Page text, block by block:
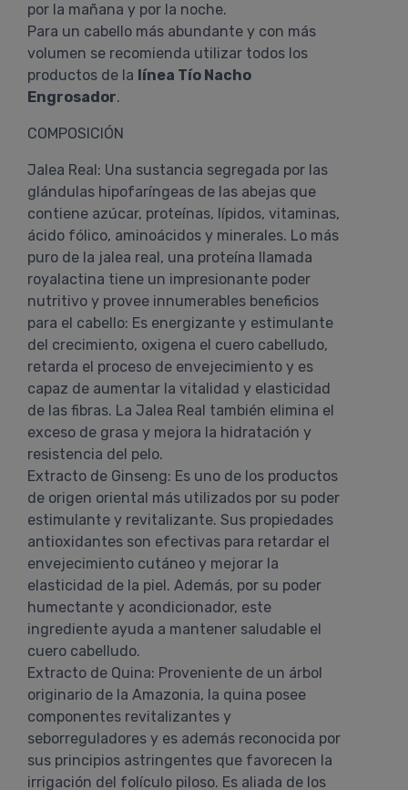
por la mañana y por la noche.
Para un cabello más abundante y con más
volumen se recomienda utilizar todos los
productos de la línea Tío Nacho
Engrosador.
COMPOSICIÓN
Jalea Real: Una sustancia segregada por las
glándulas hipofaríngeas de las abejas que
contiene azúcar, proteínas, lípidos, vitaminas,
ácido fólico, aminoácidos y minerales. Lo más
puro de la jalea real, una proteína llamada
royalactina tiene un impresionante poder
nutritivo y provee innumerables beneficios
para el cabello: Es energizante y estimulante
del crecimiento, oxigena el cuero cabelludo,
retarda el proceso de envejecimiento y es
capaz de aumentar la vitalidad y elasticidad
de las fibras. La Jalea Real también elimina el
exceso de grasa y mejora la hidratación y
resistencia del pelo.
Extracto de Ginseng: Es uno de los productos
de origen oriental más utilizados por su poder
estimulante y revitalizante. Sus propiedades
antioxidantes son efectivas para retardar el
envejecimiento cutáneo y mejorar la
elasticidad de la piel. Además, por su poder
humectante y acondicionador, este
ingrediente ayuda a mantener saludable el
cuero cabelludo.
Extracto de Quina: Proveniente de un árbol
originario de la Amazonia, la quina posee
componentes revitalizantes y
seborreguladores y es además reconocida por
sus principios astringentes que favorecen la
irrigación del folículo piloso. Es aliada de los